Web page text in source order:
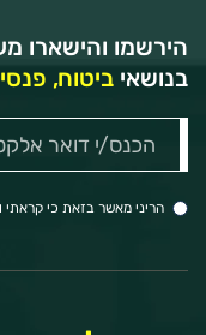
הירשמו והישארו
בנושאי ביטוח,
דואר
אלקטרוני:
הריני מאשר בזאת כי